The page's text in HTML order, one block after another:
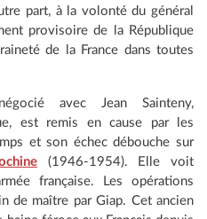
part, à la volonté du général
provisoire de la République
de la France dans toutes
avec Jean Sainteny,
est remis en cause par les
et son échec débouche sur
(1946-1954). Elle voit
française. Les opérations
de maître par Giap. Cet ancien